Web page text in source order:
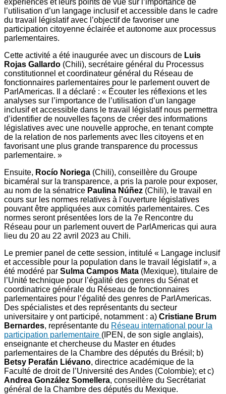
expériences et leurs points de vue sur l’importance de
l’utilisation d’un langage inclusif et accessible dans le cadre
du travail législatif avec l’objectif de favoriser une
participation citoyenne éclairée et autonome aux processus
parlementaires.
Cette activité a été inaugurée avec un discours de Luis
Rojas Gallardo (Chili), secrétaire général du Processus
constitutionnel et coordinateur général du Réseau de
fonctionnaires parlementaires pour le parlement ouvert de
ParlAmericas. Il a déclaré : « Écouter les réflexions et les
analyses sur l’importance de l’utilisation d’un langage
inclusif et accessible dans le travail législatif nous permettra
d’identifier de nouvelles façons de créer des informations
législatives avec une nouvelle approche, en tenant compte
de la relation de nos parlements avec lles citoyens et en
favorisant une plus grande transparence du processus
parlementaire. »
Ensuite, Rocío Noriega (Chili), conseillère du Groupe
bicaméral sur la transparence, a pris la parole pour exposer,
au nom de la sénatrice Paulina Núñez (Chili), le travail en
cours sur les normes relatives à l’ouverture législatives
pouvant être appliquées aux comités parlementaires. Ces
normes seront présentées lors de la 7e Rencontre du
Réseau pour un parlement ouvert de ParlAmericas qui aura
lieu du 20 au 22 avril 2023 au Chili.
Le premier panel de cette session, intitulé « Langage inclusif
et accessible pour la population dans le travail législatif », a
été modéré par Sulma Campos Mata (Mexique), titulaire de
l’Unité technique pour l’égalité des genres du Sénat et
coordinatrice générale du Réseau de fonctionnaires
parlementaires pour l’égalité des genres de ParlAmericas.
Des spécialistes et des représentants du secteur
universitaire y ont participé, notamment : a) Cristiane Brum
Bernardes, représentante du Réseau international pour la
participation parlementaire (IPEN, de son sigle anglais),
enseignante et chercheuse du Master en études
parlementaires de la Chambre des députés du Brésil; b)
Betsy Perafán Liévano, directrice académique de la
Faculté de droit de l’Université des Andes (Colombie); et c)
Andrea González Somellera, conseillère du Secrétariat
général de la Chambre des députés du Mexique.